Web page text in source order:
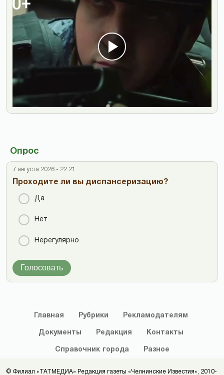
Опрос
7 августа 2026 - 22:21
Проходите ли вы диспансеризацию?
Да
Нет
Нерегулярно
Голосовать
Главная Рубрики Рекламодателям
Документы Редакция Контакты
Справочник города Разное
© Филиал «ТАТМЕДИА» Редакция газеты «Челнинские Известия», 2010-